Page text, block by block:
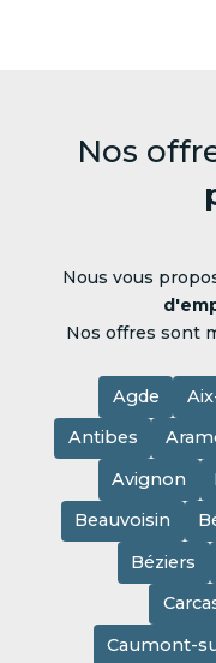
Nos
Nous vous
Nos offres sont
Agde
Antibes
Avignon
Beauvoisin
Béziers
Caumont-